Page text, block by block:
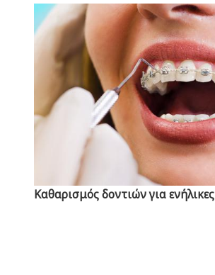
Mediterraneo
Hospital
Καθαρισμός δοντιών για ενήλικες